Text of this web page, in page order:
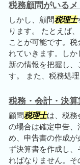
税務顧問がいるメ
しかし、顧問税理士
ります。 たとえば
ことが可能です。
れていきます。しか
新の情報を把握し
す。 また、税務処
税務・会計・決
顧問税理士は、税務
の場合は確定申告
め、申告書の作成が
ず決算書を作成し
ればなりません。